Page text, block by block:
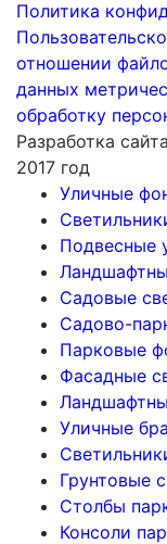
Политика
отношении
данных
обработку
Разработка
2017 год
Уличные
Подвесные
Садовые
Садово-
Парковые
Фасадные
Уличные бра
Грунтовые
Столбы
Консоли